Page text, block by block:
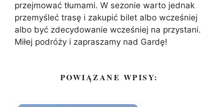
przejmować tłumami. W sezonie warto jednak
przemyśleć trasę i zakupić bilet albo wcześniej
albo być zdecydowanie wcześniej na przystani.
Miłej podróży i zapraszamy nad Gardę!
POWIĄZANE WPISY: